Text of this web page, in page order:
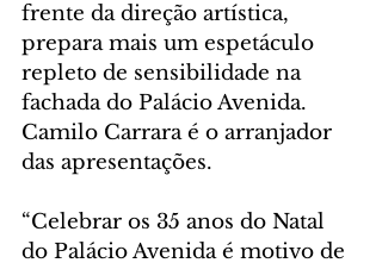
frente da direção artística,
prepara mais um espetáculo
repleto de sensibilidade na
fachada do Palácio Avenida.
Camilo Carrara é o arranjador
das apresentações.
“Celebrar os 35 anos do Natal
do Palácio Avenida é motivo de